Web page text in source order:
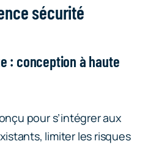
sécurité
: conception à haute
pour s’intégrer aux
limiter les risques